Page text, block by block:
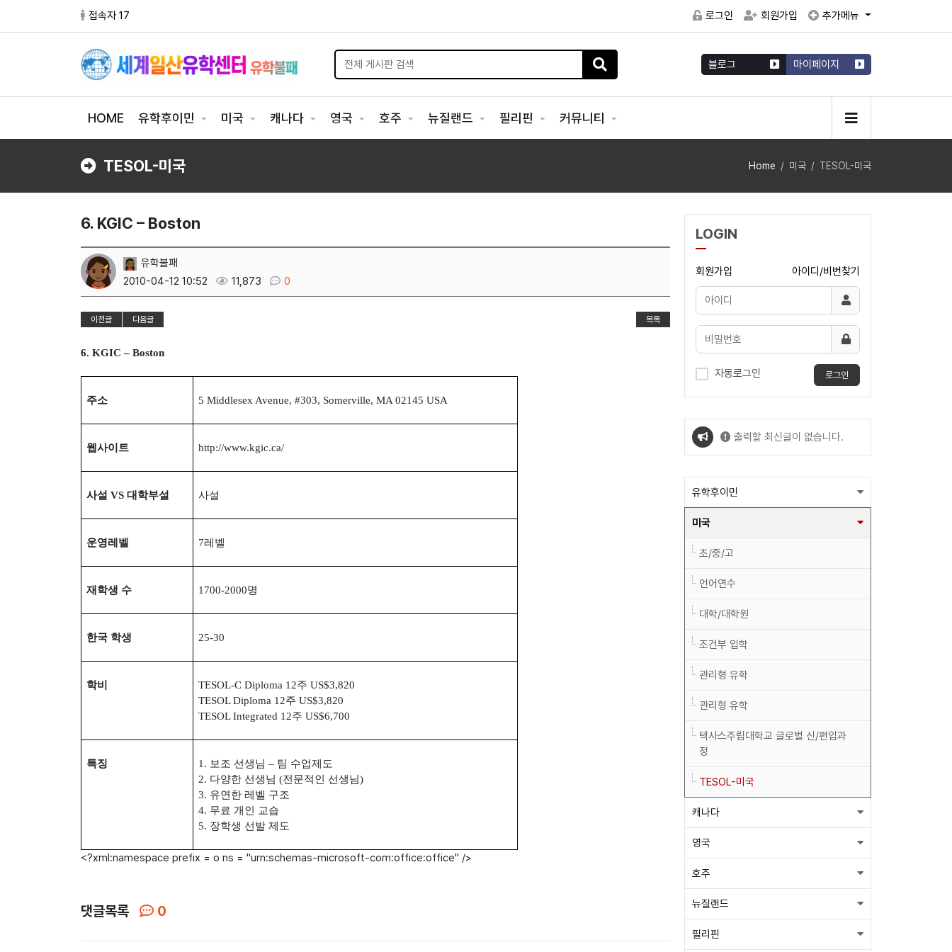
접속자 17 로그인 회원가입 추가메뉴
블로그 마이페이지
HOME 유학후이민 미국 캐나다 영국 호주 뉴질랜드 필리핀 커뮤니티
TESOL-미국 Home 미국 TESOL-미국
6. KGIC – Boston
유학불패
2010-04-12 10:52
11,873 0
이전글 다음글 목록
6. KGIC – Boston
주소 5 Middlesex Avenue, #303, Somerville, MA 02145 USA
웹사이트 http://www.kgic.ca/
사설 VS대학부설 사설
운영레벨 7레벨
재학생 수 1700-2000명
한국 학생 25-30
학비 TESOL-C Diploma 12주 US$3,820
TESOL Diploma 12주 US$3,820
TESOL Integrated 12주 US$6,700
특징 1. 보조 선생님– 팀 수업제도
2. 다양한 선생님 (전문적인 선생님)
3. 유연한 레벨 구조
4. 무료 개인 교습
5. 장학생 선발 제도
<?xml:namespace prefix = o ns = "urn:schemas-microsoft-com:office:office" />
댓글목록 0
LOGIN
회원가입 아이디/비번찾기
자동로그인 로그인
출력할 최신글이 없습니다.
유학후이민
미국
초/중/고
언어연수
대학/대학원
조건부 입학
관리형 유학
관리형 유학
텍사스주립대학교 글로벌 신/편입과
정
TESOL-미국
캐나다
영국
호주
뉴질랜드
필리핀